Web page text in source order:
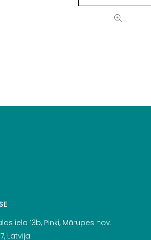
iela 13b, Piņķi, Mārupes nov.
Latvija